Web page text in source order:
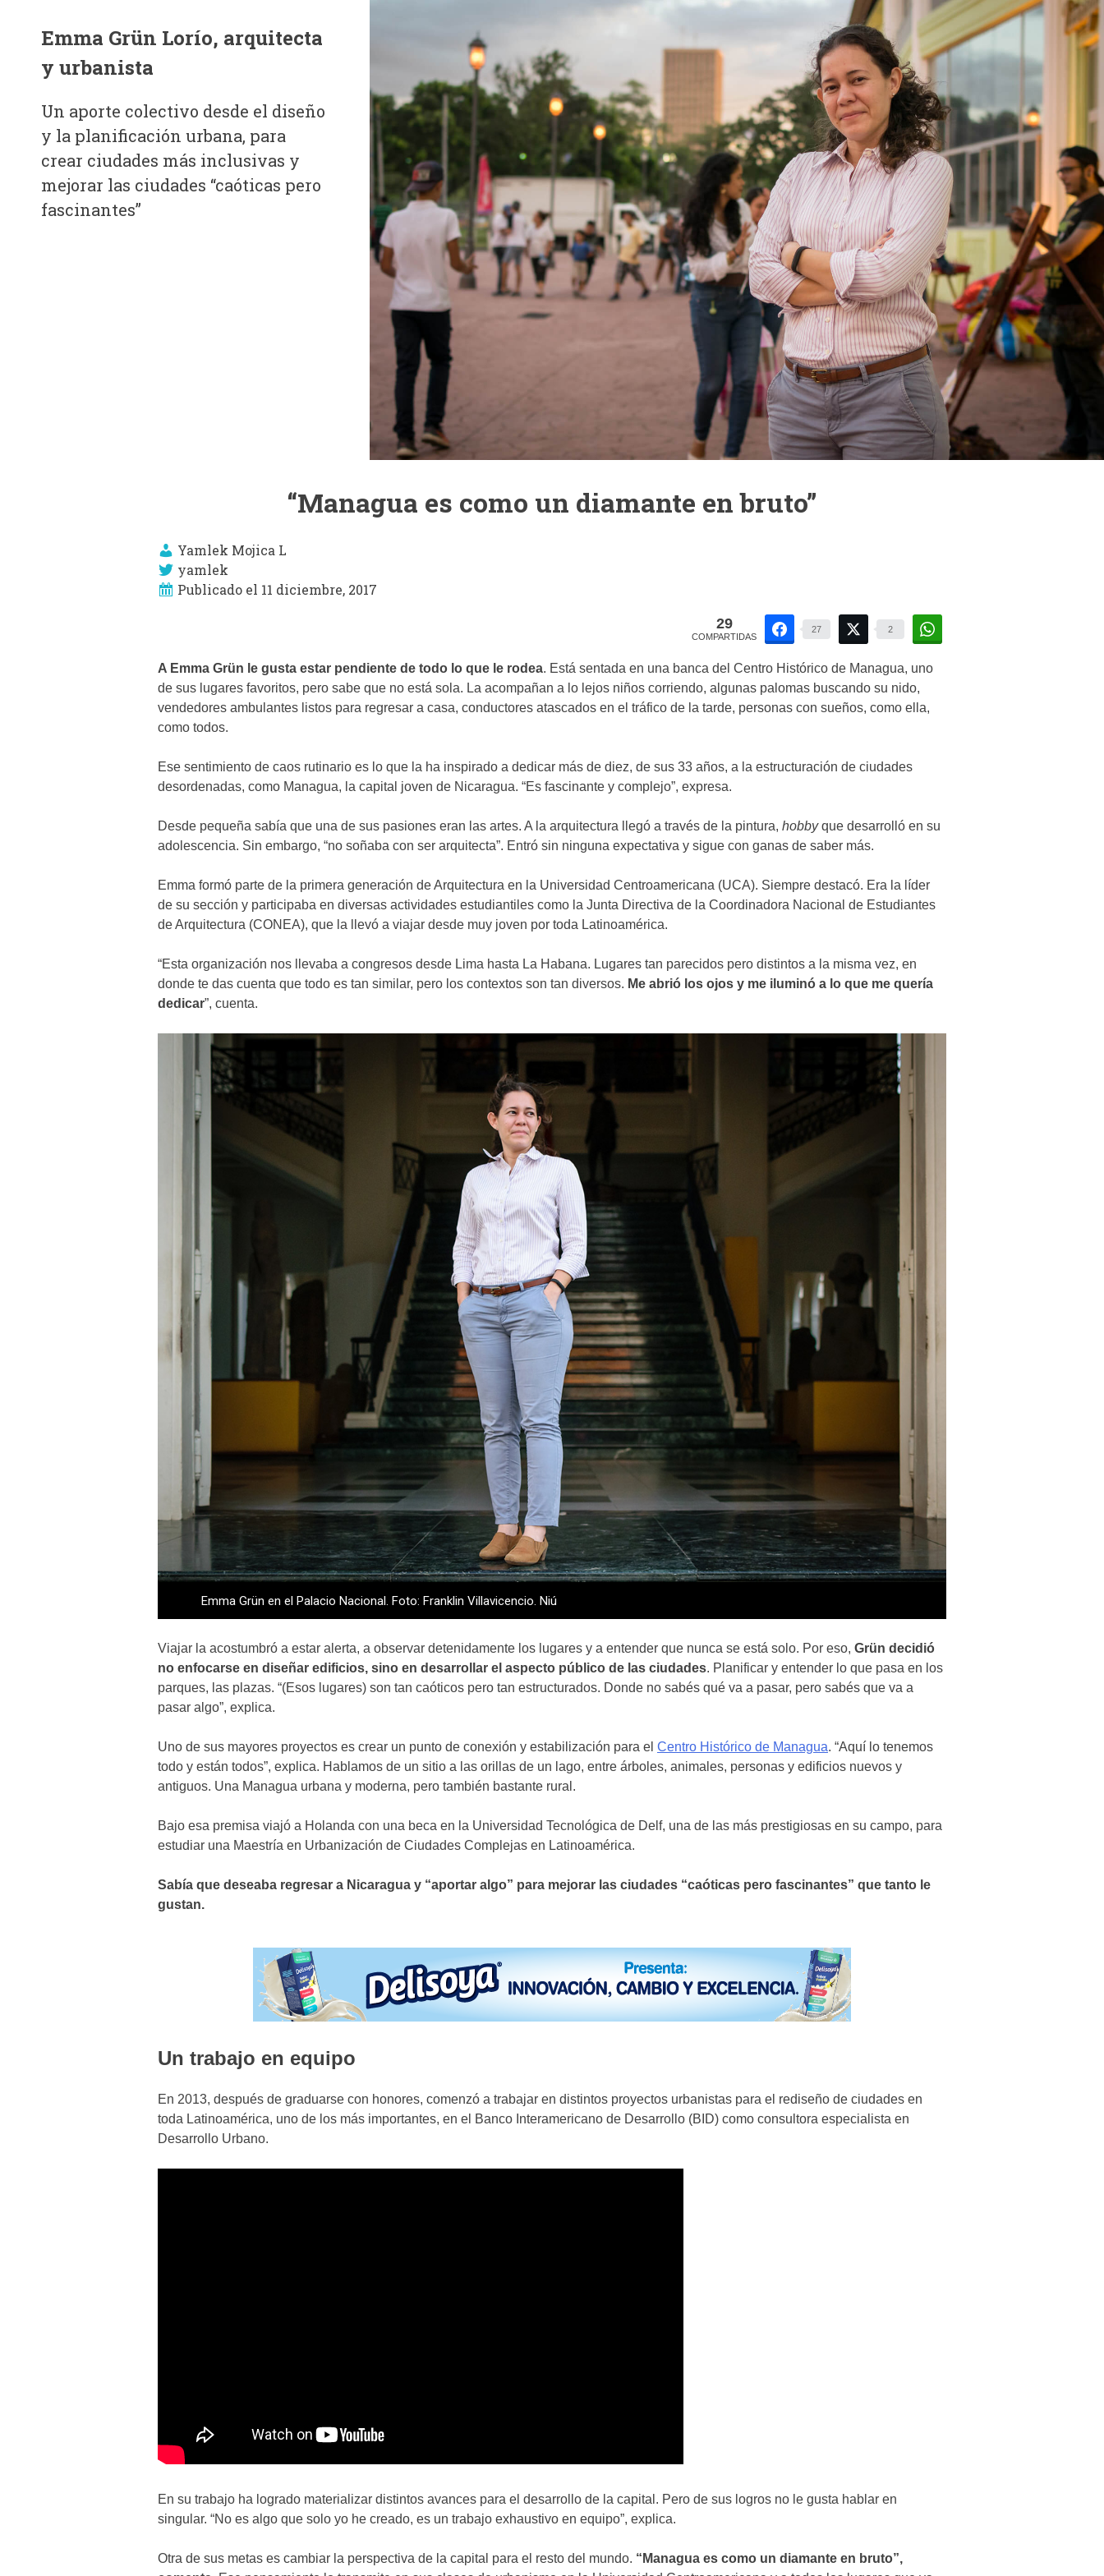
Bosco Noguera, abogado
corporativo y empresario
hermanas y cantautoras
Gabriel Serra, cineasta
nominado a un Oscar
Felipe Talavera , emprendedor
Emma Grün Lorío, arquitecta
y urbanista
Un aporte colectivo desde el diseño
y la planificación urbana, para
crear ciudades más inclusivas y
mejorar las ciudades “caóticas pero
fascinantes”
“Managua es como un diamante en bruto”
Yamlek Mojica L
yamlek
Publicado el 11 diciembre, 2017
29
COMPARTIDAS
27 2
A Emma Grün le gusta estar pendiente de todo lo que le rodea. Está sentada en una banca del Centro Histórico de Managua, uno
de sus lugares favoritos, pero sabe que no está sola. La acompañan a lo lejos niños corriendo, algunas palomas buscando su nido,
vendedores ambulantes listos para regresar a casa, conductores atascados en el tráfico de la tarde, personas con sueños, como ella,
como todos.
Ese sentimiento de caos rutinario es lo que la ha inspirado a dedicar más de diez, de sus 33 años, a la estructuración de ciudades
desordenadas, como Managua, la capital joven de Nicaragua. “Es fascinante y complejo”, expresa.
Desde pequeña sabía que una de sus pasiones eran las artes. A la arquitectura llegó a través de la pintura, hobbyque desarrolló en su
adolescencia. Sin embargo, “no soñaba con ser arquitecta”. Entró sin ninguna expectativa y sigue con ganas de saber más.
Emma formó parte de la primera generación de Arquitectura en la Universidad Centroamericana (UCA). Siempre destacó. Era la líder
de su sección y participaba en diversas actividades estudiantiles como la Junta Directiva de la Coordinadora Nacional de Estudiantes
de Arquitectura (CONEA), que la llevó a viajar desde muy joven por toda Latinoamérica.
“Esta organización nos llevaba a congresos desde Lima hasta La Habana. Lugares tan parecidos pero distintos a la misma vez, en
donde te das cuenta que todo es tan similar, pero los contextos son tan diversos. Me abrió los ojos y me iluminó a lo que me quería
dedicar”, cuenta.
Emma Grün en el Palacio Nacional. Foto: Franklin Villavicencio. Niú
Viajar la acostumbró a estar alerta, a observar detenidamente los lugares y a entender que nunca se está solo. Por eso, Grün decidió
no enfocarse en diseñar edificios, sino en desarrollar el aspecto público de las ciudades. Planificar y entender lo que pasa en los
parques, las plazas. “(Esos lugares) son tan caóticos pero tan estructurados. Donde no sabés qué va a pasar, pero sabés que va a
pasar algo”, explica.
Uno de sus mayores proyectos es crear un punto de conexión y estabilización para el Centro Histórico de Managua. “Aquí lo tenemos
todo y están todos”, explica. Hablamos de un sitio a las orillas de un lago, entre árboles, animales, personas y edificios nuevos y
antiguos. Una Managua urbana y moderna, pero también bastante rural.
Bajo esa premisa viajó a Holanda con una beca en la Universidad Tecnológica de Delf, una de las más prestigiosas en su campo, para
estudiar una Maestría en Urbanización de Ciudades Complejas en Latinoamérica.
Sabía que deseaba regresar a Nicaragua y “aportar algo” para mejorar las ciudades “caóticas pero fascinantes” que tanto le
gustan.
Un trabajo en equipo
En 2013, después de graduarse con honores, comenzó a trabajar en distintos proyectos urbanistas para el rediseño de ciudades en
toda Latinoamérica, uno de los más importantes, en el Banco Interamericano de Desarrollo (BID) como consultora especialista en
Desarrollo Urbano.
En su trabajo ha logrado materializar distintos avances para el desarrollo de la capital. Pero de sus logros no le gusta hablar en
singular. “No es algo que solo yo he creado, es un trabajo exhaustivo en equipo”, explica.
Otra de sus metas es cambiar la perspectiva de la capital para el resto del mundo. “Managua es como un diamante en bruto”,